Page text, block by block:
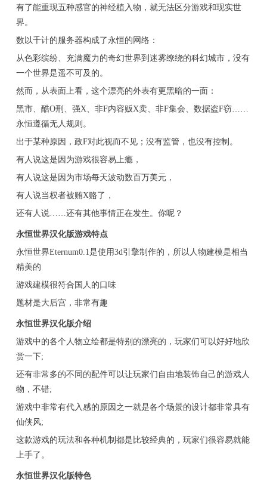
有了能重现五种感官的神经植入物，就无法区分游戏和现实世
界。
数以千计的服务器构成了永恒的网络：
从色彩缤纷、充满魔力的奇幻世界到迷雾缭绕的科幻城市，没有
一个世界是遥不可及的。
然而，从表面上看，这个漂亮的外表有更黑暗的一面：
黑市、酷O刑、强X、非F内容贩X卖、非F集会、数据盗F窃……
永恒遵循无人规则。
出于某种原因，政F对此视而不见；没有监管，也没有控制。
有人说这是因为游戏很容易上瘾，
有人说这是因为市场每天波动数百万美元，
有人说当权者被贿X赂了，
还有人说……还有其他事情正在发生。你呢？
永恒世界汉化版游戏特点
永恒世界Eternum0.1是使用3d引擎制作的，所以人物建模是相当
精美的
游戏建模很符合国人的口味
题材是大后宫，非常有趣
永恒世界汉化版介绍
游戏中的各个人物立绘都是特别的漂亮的，玩家们可以好好地欣
赏一下;
还有非常多的不同的配件可以让玩家们自由地装饰自己的游戏人
物，不错;
游戏中非常有代入感的原因之一就是各个场景的设计都非常具有
仙侠风;
这款游戏的玩法和各种机制都是比较经典的，玩家们很容易就能
上手了。
永恒世界汉化版特色